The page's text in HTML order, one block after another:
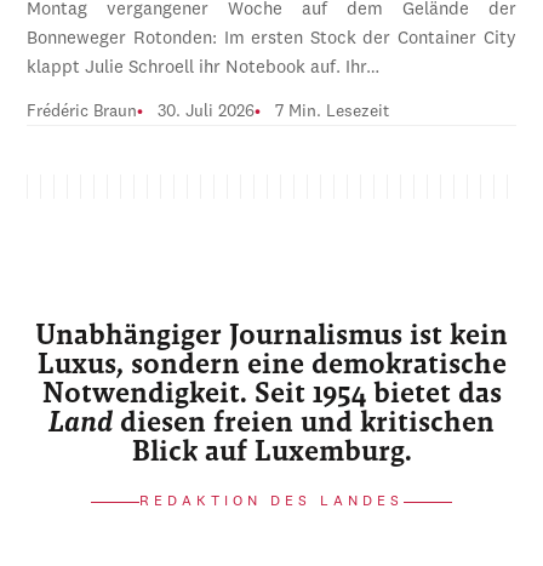
Montag vergangener Woche auf dem Gelände der
Bonneweger Rotonden: Im ersten Stock der Container City
klappt Julie Schroell ihr Notebook auf. Ihr…
Frédéric Braun 30. Juli 2026 7 Min. Lesezeit
Unabhängiger Journalismus ist kein
Luxus, sondern eine demokratische
Notwendigkeit. Seit 1954 bietet das
Land diesen freien und kritischen
Blick auf Luxemburg.
REDAKTION DES LANDES